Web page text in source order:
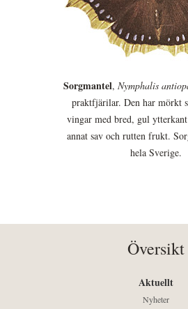
Sorgmantel, Nymphalis
praktfjärilar. Den har mörkt
vingar med bred, gul
annat sav och rutten frukt.
hela Sverige.
Översikt
Aktuellt
Nyheter